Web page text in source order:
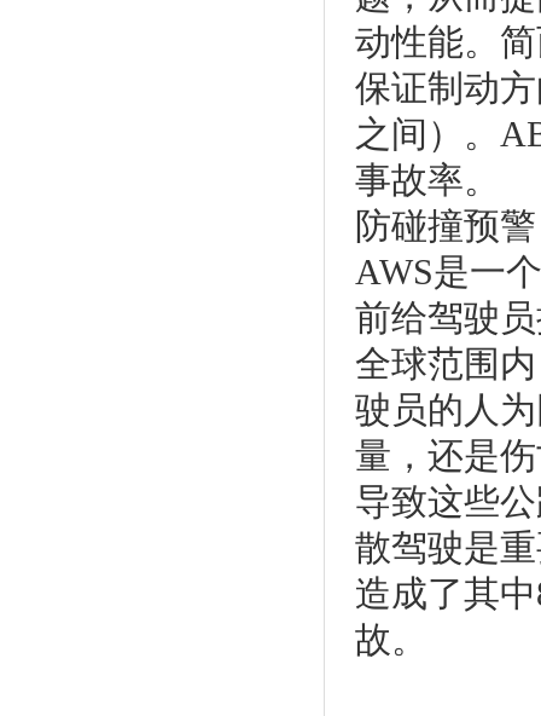
动性能。
保证制动
之间）。
事故率。
防碰撞预警
AWS是一
前给驾驶
全球范围
驶员的人
量，还是
导致这些
散驾驶是
造成了其
故。